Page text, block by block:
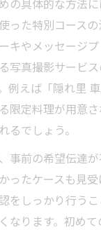
った特別コース
キやメッセージ
写真撮影サービ
例えば「隠れ里 車
限定料理が用意
るでしょう。
事前の希望伝達
ったケースも見
をしっかり行う
なります。初め